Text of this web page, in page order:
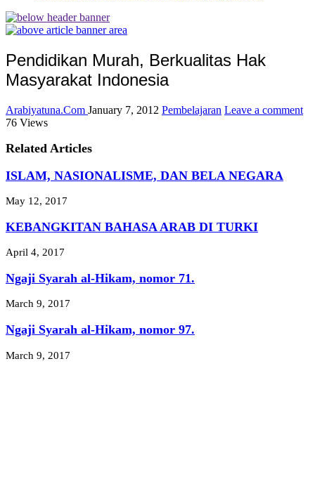
Pendidikan Murah, Berkualitas Hak
Masyarakat Indonesia
Arabiyatuna.Com January 7, 2012 Pembelajaran Leave a comment
76 Views
Related Articles
ISLAM, NASIONALISME, DAN BELA NEGARA
May 12, 2017
KEBANGKITAN BAHASA ARAB DI TURKI
April 4, 2017
Ngaji Syarah al-Hikam, nomor 71.
March 9, 2017
Ngaji Syarah al-Hikam, nomor 97.
March 9, 2017